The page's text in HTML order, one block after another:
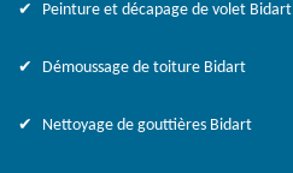
Peinture et décapage de volet Bidart
Démoussage de toiture Bidart
Nettoyage de gouttières Bidart